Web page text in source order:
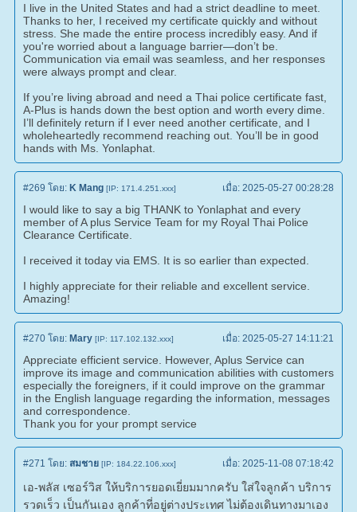
I live in the United States and had a strict deadline to meet.
Thanks to her, I received my certificate quickly and without
stress. She made the entire process incredibly easy. And if
you're worried about a language barrier—don’t be.
Communication via email was seamless, and her responses
were always prompt and clear.
If you’re living abroad and need a Thai police certificate fast,
A-Plus is hands down the best option and worth every dime.
I’ll definitely return if I ever need another certificate, and I
wholeheartedly recommend reaching out. You’ll be in good
hands with Ms. Yonlaphat.
#269 โดย: K Mang [IP: 171.4.251.xxx] เมื่อ: 2025-05-27 00:28:28
I would like to say a big THANK to Yonlaphat and every
member of A plus Service Team for my Royal Thai Police
Clearance Certificate.
I received it today via EMS. It is so earlier than expected.
I highly appreciate for their reliable and excellent service.
Amazing!
#270โดย: Mary [IP: 117.102.132.xxx] เมื่อ: 2025-05-27 14:11:21
Appreciate efficient service. However, Aplus Service can
improve its image and communication abilities with customers
especially the foreigners, if it could improve on the grammar
in the English language regarding the information, messages
and correspondence.
Thank you for your prompt service
#271 โดย: สมชาย [IP: 184.22.106.xxx] เมื่อ: 2025-11-08 07:18:42
เอ-พลัส เซอร์วิส ให้บริการยอดเยี่ยมมากครับ ใส่ใจลูกค้า บริการ
รวดเร็ว เป็นกันเอง ลูกค้าที่อยู่ต่างประเทศ ไม่ต้องเดินทางมาเอง